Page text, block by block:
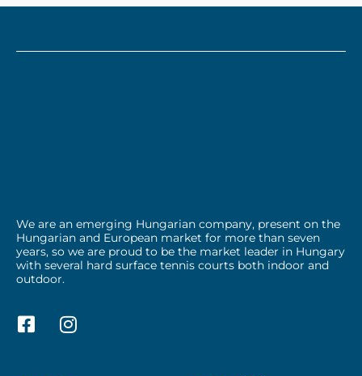
We are an emerging Hungarian company, present on the
Hungarian and European market for more than seven
years, so we are proud to be the market leader in Hungary
with several hard surface tennis courts both indoor and
outdoor.